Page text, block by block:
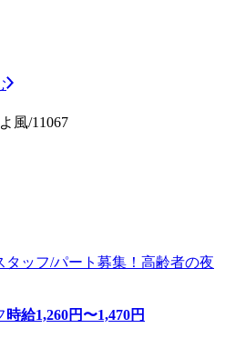
風/11067
タッフ/パート募集！高齢者の夜
時給1,260円〜1,470円